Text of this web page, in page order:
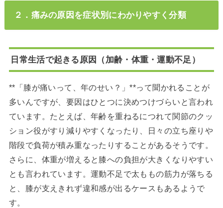
２．痛みの原因を症状別にわかりやすく分類
日常生活で起きる原因（加齢・体重・運動不足）
**「膝が痛いって、年のせい？」**って聞かれることが
多いんですが、要因はひとつに決めつけづらいと言われ
ています。たとえば、年齢を重ねるにつれて関節のクッ
ション役がすり減りやすくなったり、日々の立ち座りや
階段で負荷が積み重なったりすることがあるそうです。
さらに、体重が増えると膝への負担が大きくなりやすい
とも言われています。運動不足で太ももの筋力が落ちる
と、膝が支えきれず違和感が出るケースもあるようで
す。